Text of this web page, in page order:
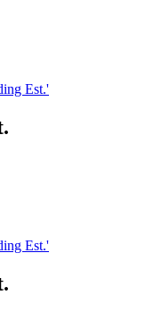
Est.'
Est.'